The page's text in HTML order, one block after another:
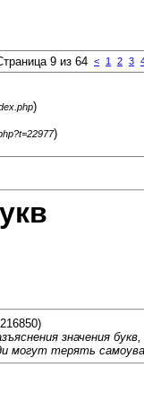
9 из 64 < 1 2 3
)
)
значения
могут терять